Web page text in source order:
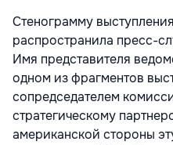
Стенограмму
распространила пресс-
Имя представителя
одном из фрагментов
сопредседателем
стратегическому
американской стороны